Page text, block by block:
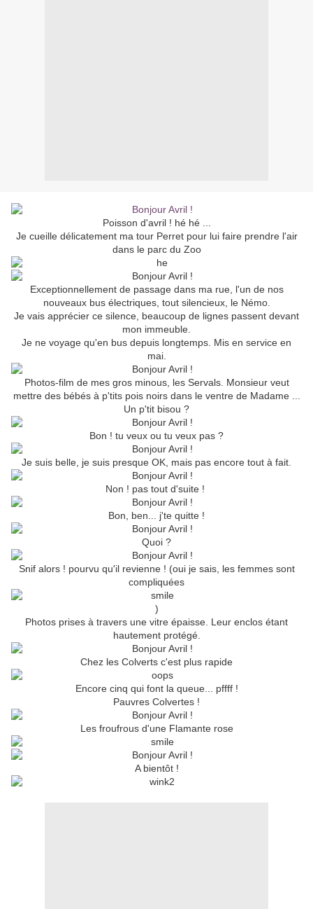
Poisson d'avril ! hé hé ...
Je cueille délicatement ma tour Perret pour lui faire prendre l'air
dans le parc du Zoo
Exceptionnellement de passage dans ma rue, l'un de nos
nouveaux bus électriques, tout silencieux, le Némo.
Je vais apprécier ce silence, beaucoup de lignes passent devant
mon immeuble.
Je ne voyage qu'en bus depuis longtemps. Mis en service en
mai.
Photos-film de mes gros minous, les Servals. Monsieur veut
mettre des bébés à p'tits pois noirs dans le ventre de Madame ...
Un p'tit bisou ?
Bon ! tu veux ou tu veux pas ?
Je suis belle, je suis presque OK, mais pas encore tout à fait.
Non ! pas tout d'suite !
Bon, ben... j'te quitte !
Quoi ?
Snif alors ! pourvu qu'il revienne ! (oui je sais, les femmes sont
compliquées
)
Photos prises à travers une vitre épaisse. Leur enclos étant
hautement protégé.
Chez les Colverts c'est plus rapide
Encore cinq qui font la queue... pffff !
Pauvres Colvertes !
Les froufrous d'une Flamante rose
A bientôt !